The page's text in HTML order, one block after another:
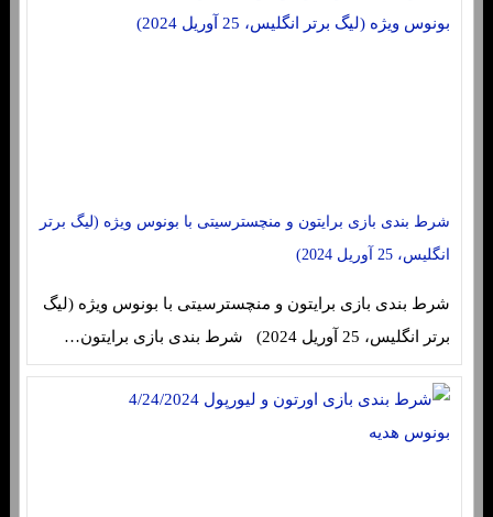
شرط بندی بازی برایتون و منچسترسیتی با بونوس ویژه (لیگ برتر
انگلیس، 25 آوریل 2024)
شرط بندی بازی برایتون و منچسترسیتی با بونوس ویژه (لیگ
برتر انگلیس، 25 آوریل 2024) شرط بندی بازی برایتون…